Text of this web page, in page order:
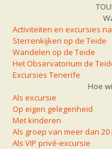
Activiteiten en excursies
Sterrenkijken op de Teide
Wandelen op de Teide
Het Observatorium de
Excursies Tenerife
Hoe
Als excursie
Op eigen gelegenheid
Met kinderen
Als groep van meer dan
Als VIP privé-excursie